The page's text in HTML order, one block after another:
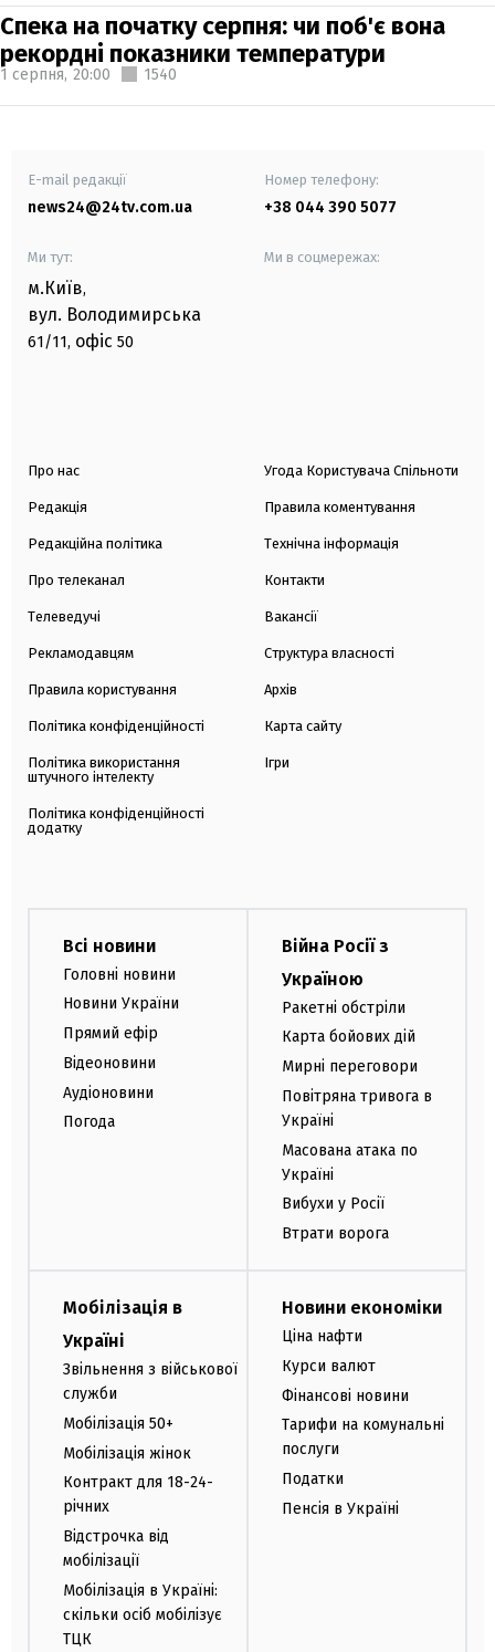
Спека на початку серпня: чи поб'є вона
рекордні показники температури
1 серпня, 20:00 1540
E-mail редакції
news24@24tv.com.ua
Номер телефону:
+38 044 390 5077
Ми тут:
м.Київ,
вул. Володимирська
61/11, офіс 50
Ми в соцмережах:
Про нас
Редакція
Редакційна політика
Про телеканал
Телеведучі
Рекламодавцям
Правила користування
Політика конфіденційності
Політика використання
штучного інтелекту
Політика конфіденційності
додатку
Угода Користувача Спільноти
Правила коментування
Технічна інформація
Контакти
Вакансії
Структура власності
Архів
Карта сайту
Ігри
Всі новини
Головні новини
Новини України
Прямий ефір
Відеоновини
Аудіоновини
Погода
Війна Росії з
Україною
Ракетні обстріли
Карта бойових дій
Мирні переговори
Повітряна тривога в
Україні
Масована атака по
Україні
Вибухи у Росії
Втрати ворога
Мобілізація в
Україні
Звільнення з військової
служби
Мобілізація 50+
Мобілізація жінок
Контракт для 18-24-
річних
Відстрочка від
мобілізації
Мобілізація в Україні:
скільки осіб мобілізує
ТЦК
Новини економіки
Ціна нафти
Курси валют
Фінансові новини
Тарифи на комунальні
послуги
Податки
Пенсія в Україні